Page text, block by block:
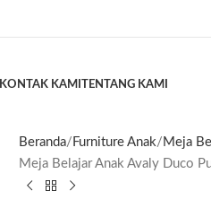
KONTAK KAMITENTANG KAMI
Beranda Furniture Anak
Meja
Meja Belajar Anak Avaly Duco